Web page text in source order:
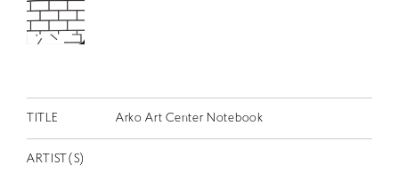
TITLE Arko Art Center Notebook
ARTIST(S)